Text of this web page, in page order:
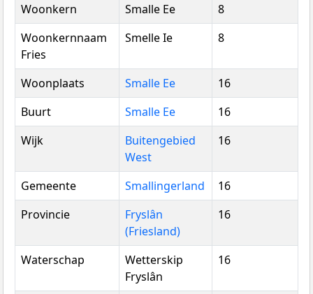
Woonkern Smalle Ee
8
Woonkernnaam
Fries
Smelle Ie 8
Woonplaats Smalle Ee
16
Buurt
Smalle Ee
16
Wijk
Buitengebied
West
16
Gemeente Smallingerland
16
Provincie
Fryslân
(Friesland)
16
Waterschap
Wetterskip
Fryslân
16